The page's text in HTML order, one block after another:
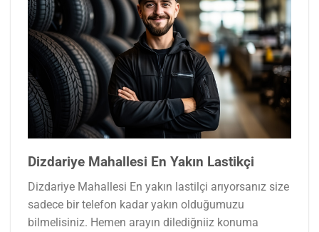
Dizdariye Mahallesi En Yakın Lastikçi
Dizdariye Mahallesi En yakın lastilçi arıyorsanız size
sadece bir telefon kadar yakın olduğumuzu
bilmelisiniz. Hemen arayın dilediğniiz konuma